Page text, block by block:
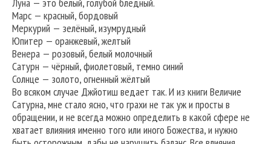
Марс — красный, бордовый
Меркурий — зелёный, изумрудный
Юпитер — оранжевый, желтый
Венера — розовый, белый молочный
Сатурн — чёрный, фиолетовый, темно синий
Солнце — золото, огненный жёлтый
Во всяком случае Джйотиш ведает так. И из книги Величие
Сатурна, мне стало ясно, что грахи не так уж и просты в
обращении, и не всегда можно определить в какой сфере не
хватает влияния именно того или иного Божества, и нужно